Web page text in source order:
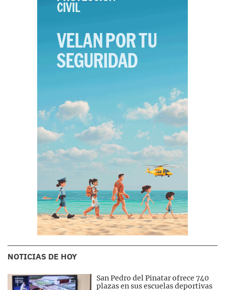
NOTICIAS DE HOY
San Pedro del Pinatar ofrece 740
plazas en sus escuelas deportivas